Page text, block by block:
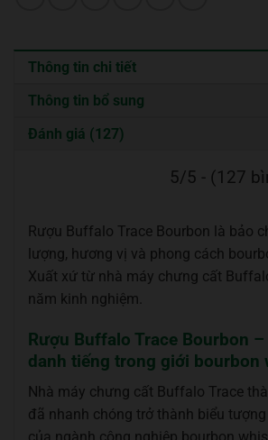
Thông tin chi tiết
Thông tin bổ sung
Đánh giá (127)
5/5 - (127
Rượu Buffalo Trace Bourbon là bảo
lượng, hương vị và phong cách
Xuất xứ từ nhà máy chưng cất
năm kinh nghiệm.
Rượu Buffalo Trace Bourbon
danh tiếng trong giới bourbon
Nhà máy chưng cất Buffalo Trace
đã nhanh chóng trở thành biểu